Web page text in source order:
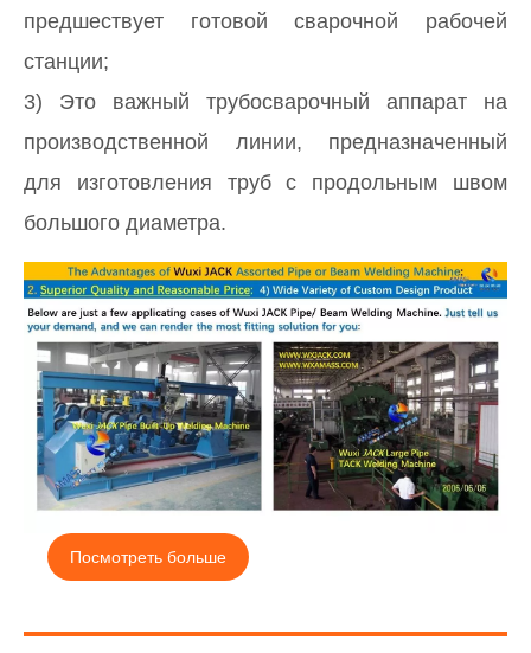
предшествует готовой сварочной рабочей
станции;
3) Это важный трубосварочный аппарат на
производственной линии, предназначенный
для изготовления труб с продольным швом
большого диаметра.
Посмотреть больше